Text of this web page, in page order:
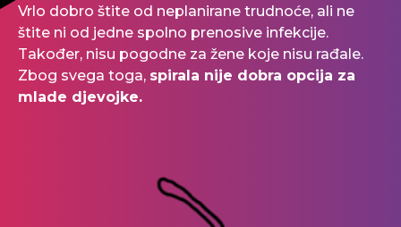
Vrlo dobro štite od neplanirane trudnoće, ali ne
štite ni od jedne spolno prenosive infekcije.
Također, nisu pogodne za žene koje nisu rađale.
Zbog svega toga, spirala nije dobra opcija za
mlade djevojke.